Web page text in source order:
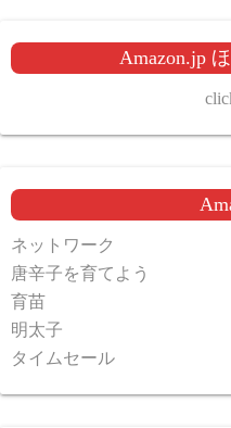
Amazon.jp
ネットワーク
唐辛子を育てよう
育苗
明太子
タイムセール